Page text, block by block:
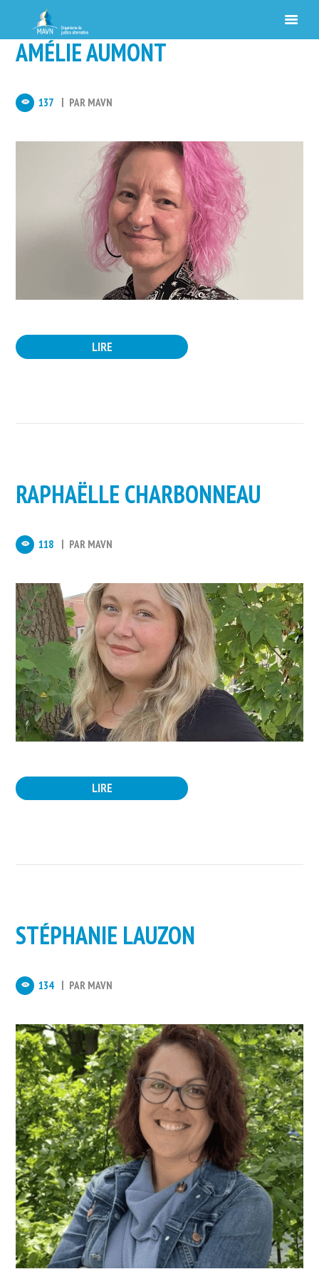
AMÉLIE AUMONT
137 PAR MAVN
LIRE
RAPHAËLLE CHARBONNEAU
118 PAR MAVN
LIRE
STÉPHANIE LAUZON
134 PAR MAVN